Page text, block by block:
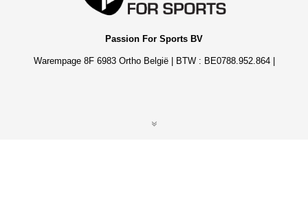
Passion For Sports BV
Warempage 8F 6983 Ortho België | BTW : BE0788.952.864 |